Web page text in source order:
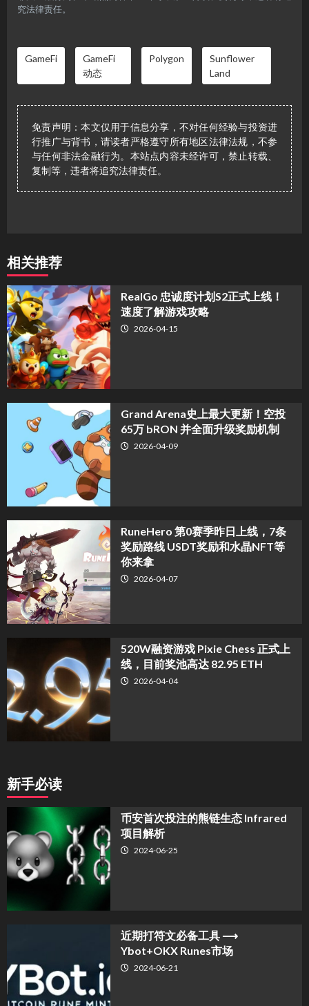
究法律责任。
GameFi
GameFi
动态
Polygon
Sunflower
Land
免责声明：本文仅用于信息分享，不对任何经验与投资进
行推广与背书，请读者严格遵守所有地区法律法规，不参
与任何非法金融行为。本站点内容未经许可，禁止转载、
复制等，违者将追究法律责任。
相关推荐
​RealGo 忠诚度计划S2正式上线！
速度了解游戏攻略
2026-04-15
Grand Arena史上最大更新！空投
65万 bRON 并全面升级奖励机制
2026-04-09
RuneHero 第0赛季昨日上线，7条
奖励路线 USDT奖励和水晶NFT等
你来拿
2026-04-07
520W融资游戏 Pixie Chess 正式上
线，目前奖池高达 82.95 ETH
2026-04-04
新手必读
币安首次投注的熊链生态 Infrared
项目解析
2024-06-25
近期打符文必备工具 ⟶
Ybot+OKX Runes市场
2024-06-21